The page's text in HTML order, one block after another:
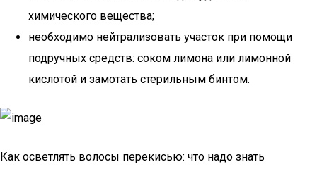
химического вещества;
необходимо нейтрализовать участок при помощи
подручных средств: соком лимона или лимонной
кислотой и замотать стерильным бинтом.
Как осветлять волосы перекисью: что надо знать